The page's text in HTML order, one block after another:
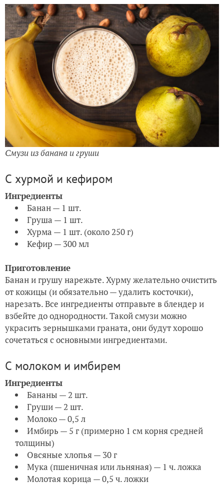
Смузи из банана и груши
С хурмой и кефиром
Ингредиенты
Банан — 1 шт.
Груша — 1 шт.
Хурма — 1 шт. (около 250 г)
Кефир — 300 мл
Приготовление
Банан и грушу нарежьте. Хурму желательно очистить
от кожицы (и обязательно — удалить косточки),
нарезать. Все ингредиенты отправьте в блендер и
взбейте до однородности. Такой смузи можно
украсить зернышками граната, они будут хорошо
сочетаться с основными ингредиентами.
С молоком и имбирем
Ингредиенты
Бананы — 2 шт.
Груши — 2 шт.
Молоко — 0,5 л
Имбирь — 5 г (примерно 1 см корня средней
толщины)
Овсяные хлопья — 30 г
Мука (пшеничная или льняная) — 1 ч. ложка
Молотая корица — 0,5 ч. ложки